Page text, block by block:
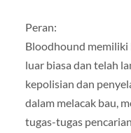
Peran:
Bloodhound memiliki
luar biasa dan telah
kepolisian dan
dalam melacak bau,
tugas-tugas